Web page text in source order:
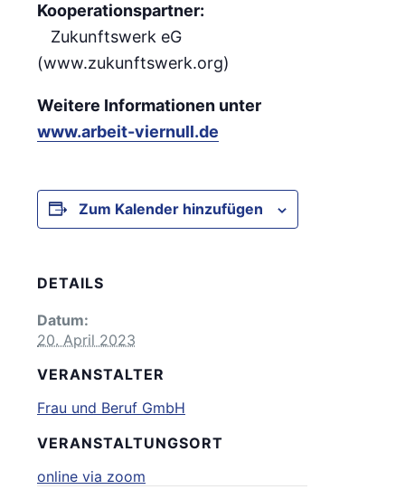
Kooperationspartner:
Zukunftswerk eG
(www.zukunftswerk.org)
Weitere Informationen unter
www.arbeit-viernull.de
Zum Kalender hinzufügen
DETAILS
Datum:
20. April 2023
VERANSTALTER
Frau und Beruf GmbH
VERANSTALTUNGSORT
online via zoom